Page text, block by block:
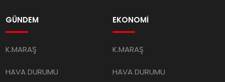
GÜNDEM
K.MARAŞ
HAVA DURUMU
EKONOMİ
K.MARAŞ
HAVA DURUMU